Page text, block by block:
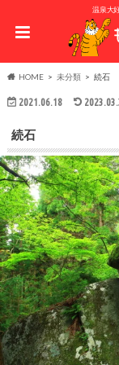
温泉大
HOME 未分類 続石
2021.06.18
続石